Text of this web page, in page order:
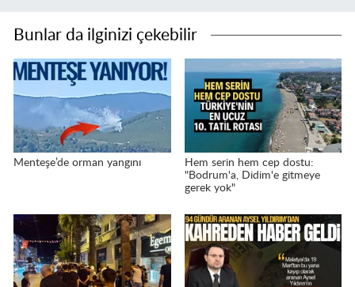
Bunlar da ilginizi çekebilir
Menteşe’de orman yangını
Hem serin hem cep dostu:
"Bodrum'a, Didim'e gitmeye
gerek yok"